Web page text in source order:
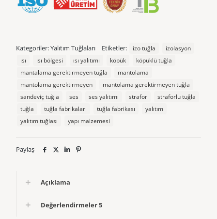
Kategoriler:Yalıtım Tuğlaları Etiketler: izo tuğla
izolasyon
ısı
ısı bölgesi ısı yalıtımı köpük
köpüklü tuğla
mantalama gerektirmeyen tuğla
mantolama
mantolama gerektirmeyen
mantolama gerektirmeyen tuğla
sandeviç tuğla
ses ses yalıtımı strafor
straforlu tuğla
tuğla
tuğla fabrikaları tuğla fabrikası
yalıtım
yalıtım tuğlası
yapı malzemesi
Paylaş
Açıklama
Değerlendirmeler5